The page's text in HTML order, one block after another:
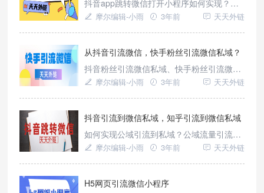
而作为私域化运营的最佳承接平台，微信成
为了抖音引流至微信的必考虑通路之一。
抖音app跳转微信打开小程序如何实现？短
视频引流微信，直播间小风车引流微信？短
直接使用跳转工具——天天外链跳转实现。
摩尔编辑-小雨 3年前 天天外链
从抖音引流微信，快手粉丝引流微信私域？
抖音粉丝引流微信私域、快手粉丝引流微信
私域？互联网如何从抖音引流微信，如何从
直接使用平台跳转工具——天天外链跳转实
摩尔编辑-小雨 3年前 天天外链
抖音引流到微信私域，知乎引流到微信私域
如何实现公域引流到私域？公域流量引流到
私域流量的方法有哪些？小红书引流到微信
摩尔编辑-小雨 3年前 天天外链
H5网页引流微信小程序